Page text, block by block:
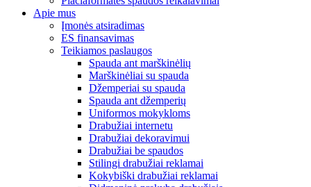
Apie mus
Įmonės atsiradimas
ES finansavimas
Teikiamos paslaugos
Spauda ant marškinėlių
Marškinėliai su spauda
Džemperiai su spauda
Spauda ant džemperių
Uniformos mokykloms
Drabužiai internetu
Drabužiai dekoravimui
Drabužiai be spaudos
Stilingi drabužiai reklamai
Kokybiški drabužiai reklamai